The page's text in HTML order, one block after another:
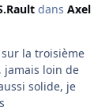
dans Axel
la troisième
jamais loin de
solide, je